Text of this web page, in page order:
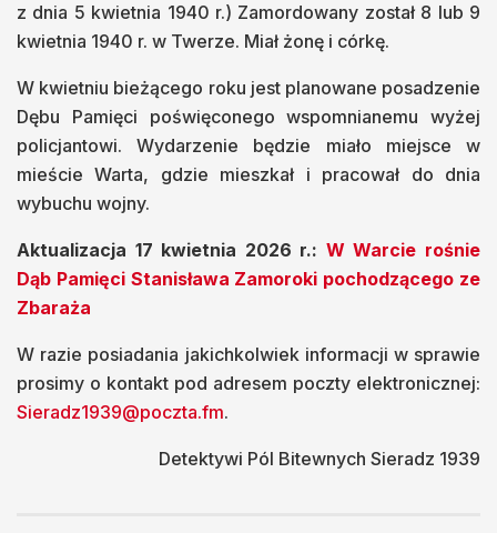
z dnia 5 kwietnia 1940 r.) Zamordowany został 8 lub 9
kwietnia 1940 r. w Twerze. Miał żonę i córkę.
W kwietniu bieżącego roku jest planowane posadzenie
Dębu Pamięci poświęconego wspomnianemu wyżej
policjantowi. Wydarzenie będzie miało miejsce w
mieście Warta, gdzie mieszkał i pracował do dnia
wybuchu wojny.
Aktualizacja 17 kwietnia 2026 r.: W Warcie rośnie
Dąb Pamięci Stanisława Zamoroki pochodzącego ze
Zbaraża
W razie posiadania jakichkolwiek informacji w sprawie
prosimy o kontakt pod adresem poczty elektronicznej:
Sieradz1939@poczta.fm.
Detektywi Pól Bitewnych Sieradz 1939